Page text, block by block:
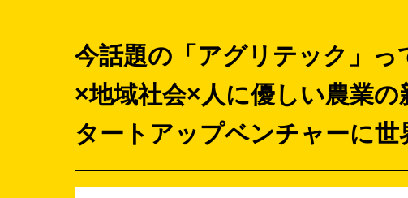
今話題の「アグリテック」っ
×地域社会×人に優しい農業
タートアップベンチャーに世